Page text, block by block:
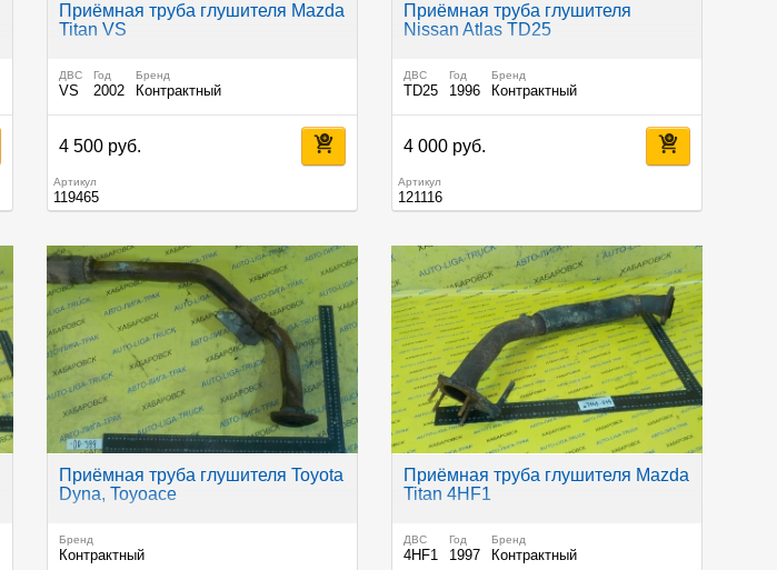
Приёмная труба глушителя Mazda
Titan VS
ДВС
VS
Год
2002
Бренд
Контрактный
4 500 руб.
Артикул
119465
Приёмная труба глушителя
Nissan Atlas TD25
ДВС
TD25
Год
1996
Бренд
Контрактный
4 000 руб.
Артикул
121116
Приёмная труба глушителя Toyota
Dyna, Toyoace
Бренд
Контрактный
Приёмная труба глушителя Mazda
Titan 4HF1
ДВС
4HF1
Год
1997
Бренд
Контрактный